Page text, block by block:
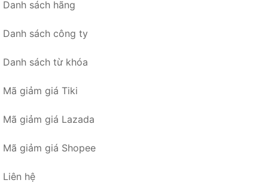
Danh sách hãng
Danh sách công ty
Danh sách từ khóa
Mã giảm giá Tiki
Mã giảm giá Lazada
Mã giảm giá Shopee
Liên hệ